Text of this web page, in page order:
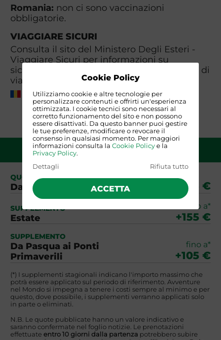
Cookie Policy
Utilizziamo cookie e altre tecnologie per
personalizzare contenuti e offrirti un'esperienza
ottimizzata. I cookie tecnici sono necessari al
corretto funzionamento del sito e non possono
essere disattivati. Da questo banner puoi gestire
le tue preferenze, modificare o revocare il
consenso in qualsiasi momento. Per maggiori
informazioni consulta la Cookie Policye la
Privacy Policy.
Dettagli
Rifiuta tutto
ACCETTA
Romania: non ci sono vaccinazioni
obbligatorie.
VIAGGIARE SICURI
Consulta il sito del Ministero Degli Esteri -
Viaggiare Sicuri per informazioni su
sicurezza, clima, meteo, sanità, documenti di
viaggio, visti e valuta.
Romania
QUOTA DI PARTECIPAZIONE
QUOTA BASE
Da Roma o Milano 745 €
SUPPLEMENTO
Estate
fino a*
+155 €
SUPPLEMENTO
Da Pasqua ai Ponti
Primaverili
fino a*
+105 €
(*) I supplementi stagionali indicano l'importo massimo che
potrà essere applicato sul periodo di riferimento. Avventure
nel Mondo si impegna a tenere i costi sempre al minimo e per
questo, dove possibile, i supplementi verranno applicati solo
in parte o eliminati.
N.B. Le quote pubblicate hanno un valore indicativo e
saranno confermate nel foglio notizie. Le prenotazioni
effettuate entro 10 giorni dalla partenza potrebbero subire